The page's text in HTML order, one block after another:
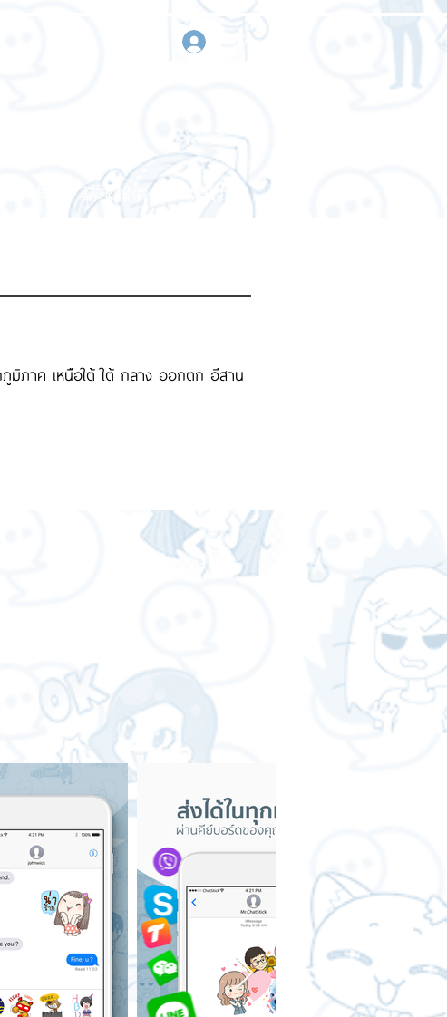
登入
請求報價 聯繫我們
ภูมิภาค เหนือใต้ ใต้ กลาง ออกตก อีสาน